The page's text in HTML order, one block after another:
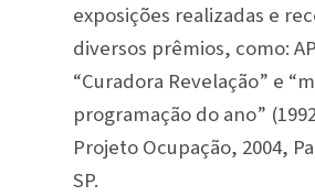
exposições realizadas e
diversos prêmios, como:
“Curadora Revelação” e
programação do ano”
Projeto Ocupação, 2004,
SP.